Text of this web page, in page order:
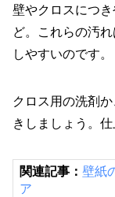
壁やクロスにつ
ど。これらの汚
しやすいのです。
クロス用の洗剤
きしましょう。
関連記事： 壁紙
ア